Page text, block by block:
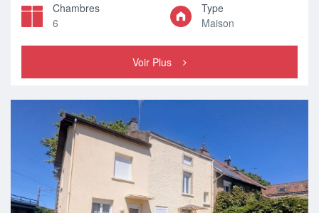
Chambres
6
Type
Maison
Voir Plus